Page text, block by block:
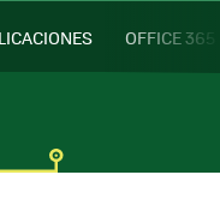
OFFICE 365